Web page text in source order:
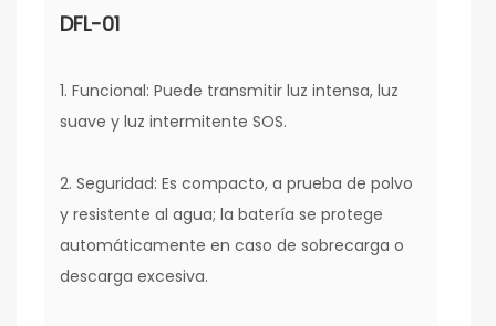
DFL-01
1. Funcional: Puede transmitir luz intensa, luz
suave y luz intermitente SOS.
2. Seguridad: Es compacto, a prueba de polvo
y resistente al agua; la batería se protege
automáticamente en caso de sobrecarga o
descarga excesiva.